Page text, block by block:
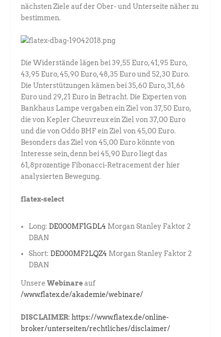
nächsten Ziele auf der Ober- und Unterseite näher zu
bestimmen.
Die Widerstände lägen bei 39,55 Euro, 41,95 Euro,
43,95 Euro, 45,90 Euro, 48,35 Euro und 52,30 Euro.
Die Unterstützungen kämen bei 35,60 Euro, 31,66
Euro und 29,21 Euro in Betracht. Die Experten von
Bankhaus Lampe vergaben ein Ziel von 37,50 Euro,
die von Kepler Cheuvreux ein Ziel von 37,00 Euro
und die von Oddo BHF ein Ziel von 45,00 Euro.
Besonders das Ziel von 45,00 Euro könnte von
Interesse sein, denn bei 45,90 Euro liegt das
61,8prozentige Fibonacci-Retracement der hier
analysierten Bewegung.
flatex-select
Long: DE000MF1GDL4 Morgan Stanley Faktor 2
DBAN
Short: DE000MF2LQZ4 Morgan Stanley Faktor 2
DBAN
UnsereWebinareauf
/www.flatex.de/akademie/webinare/
DISCLAIMER: https://www.flatex.de/online-
broker/unterseiten/rechtliches/disclaimer/